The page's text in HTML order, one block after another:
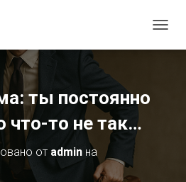
ты постоянно
что-то не так…
от admin на